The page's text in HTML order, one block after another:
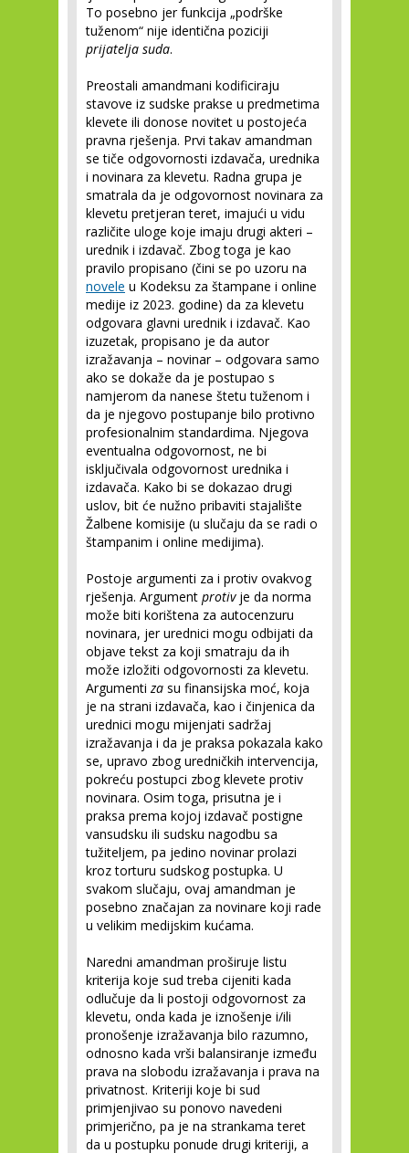
To posebno jer funkcija „podrške
tuženom“ nije identična poziciji
prijatelja suda.
Preostali amandmani kodificiraju
stavove iz sudske prakse u predmetima
klevete ili donose novitet u postojeća
pravna rješenja. Prvi takav amandman
se tiče odgovornosti izdavača, urednika
i novinara za klevetu. Radna grupa je
smatrala da je odgovornost novinara za
klevetu pretjeran teret, imajući u vidu
različite uloge koje imaju drugi akteri –
urednik i izdavač. Zbog toga je kao
pravilo propisano (čini se po uzoru na
novele u Kodeksu za štampane i online
medije iz 2023. godine) da za klevetu
odgovara glavni urednik i izdavač. Kao
izuzetak, propisano je da autor
izražavanja – novinar – odgovara samo
ako se dokaže da je postupao s
namjerom da nanese štetu tuženom i
da je njegovo postupanje bilo protivno
profesionalnim standardima. Njegova
eventualna odgovornost, ne bi
isključivala odgovornost urednika i
izdavača. Kako bi se dokazao drugi
uslov, bit će nužno pribaviti stajalište
Žalbene komisije (u slučaju da se radi o
štampanim i online medijima).
Postoje argumenti za i protiv ovakvog
rješenja. Argument protivje da norma
može biti korištena za autocenzuru
novinara, jer urednici mogu odbijati da
objave tekst za koji smatraju da ih
može izložiti odgovornosti za klevetu.
Argumentiza su finansijska moć, koja
je na strani izdavača, kao i činjenica da
urednici mogu mijenjati sadržaj
izražavanja i da je praksa pokazala kako
se, upravo zbog uredničkih intervencija,
pokreću postupci zbog klevete protiv
novinara. Osim toga, prisutna je i
praksa prema kojoj izdavač postigne
vansudsku ili sudsku nagodbu sa
tužiteljem, pa jedino novinar prolazi
kroz torturu sudskog postupka. U
svakom slučaju, ovaj amandman je
posebno značajan za novinare koji rade
u velikim medijskim kućama.
Naredni amandman proširuje listu
kriterija koje sud treba cijeniti kada
odlučuje da li postoji odgovornost za
klevetu, onda kada je iznošenje i/ili
pronošenje izražavanja bilo razumno,
odnosno kada vrši balansiranje između
prava na slobodu izražavanja i prava na
privatnost. Kriteriji koje bi sud
primjenjivao su ponovo navedeni
primjerično, pa je na strankama teret
da u postupku ponude drugi kriteriji, a